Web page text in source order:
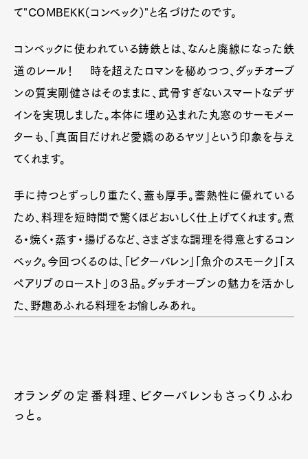
て"COMBEKK（コンベック）"と名づけたのです。
コンベックに使われている鋳鉄とは、なんと廃線になった鉄
道のレール！ 時を超えたロマンを秘めつつ、ダッチオーブ
ンの質実剛健さはそのままに、武骨すぎないスマートなデザ
インを実現しました。本体に埋め込まれた丸窓のサーモメー
ターも、「真面目だけれど愛嬌のあるヤツ」という印象を与え
てくれます。
手に持つとずっしり重たく、蓋も厚手。蓄熱性に優れている
ため、料理を短時間で驚くほどおいしく仕上げてくれます。煮
る・焼く・蒸す・揚げるなど、さまざまな調理を得意とするコン
ベック。今回つくるのは、「ビターバレン」「魚介のスモーク」「ス
ペアリブのロースト」の３品。ダッチオーブンの魅力を活かし
た、野趣あふれる料理をお愉しみあれ。
オランダの定番料理、ビターバレンもさっくりふわ
っと。